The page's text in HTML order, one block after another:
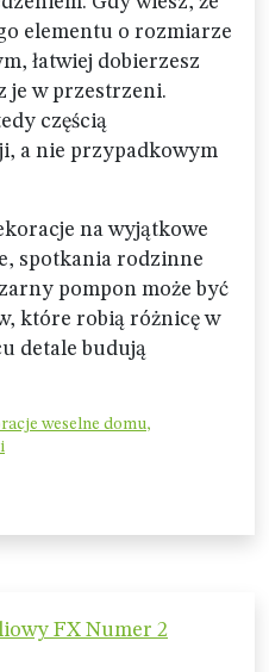
elementu o rozmiarze
łatwiej dobierzesz
je w przestrzeni.
częścią
a nie przypadkowym
na wyjątkowe
spotkania rodzinne
pompon może być
które robią różnicę w
detale budują
weselne domu,
FX Numer 2